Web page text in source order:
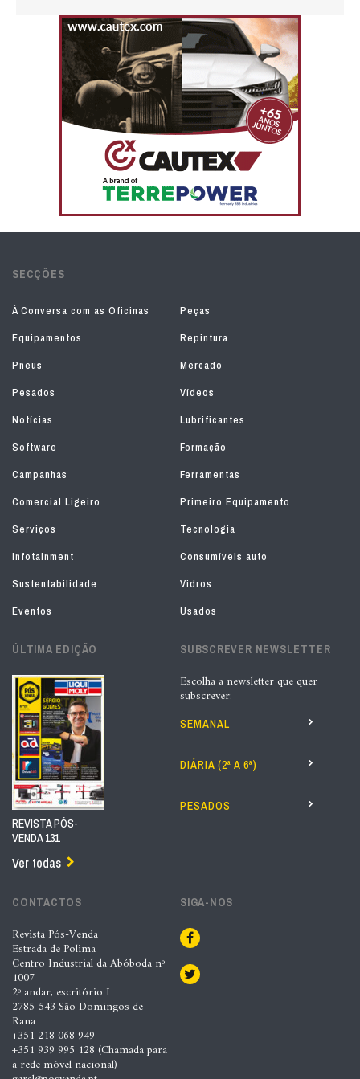
SECÇÕES
À Conversa com as Oficinas
Peças
Equipamentos
Repintura
Pneus
Mercado
Pesados
Vídeos
Notícias
Lubrificantes
Software
Formação
Campanhas
Ferramentas
Comercial Ligeiro
Primeiro Equipamento
Serviços
Tecnologia
Infotainment
Consumíveis auto
Sustentabilidade
Vidros
Eventos
Usados
ÚLTIMA EDIÇÃO
REVISTA PÓS-
VENDA 131
Ver todas
SUBSCREVER NEWSLETTER
Escolha a newsletter que quer
subscrever:
SEMANAL
DIÁRIA (2ª A 6ª)
PESADOS
CONTACTOS
Revista Pós-Venda
Estrada de Polima
Centro Industrial da Abóboda nº
1007
2º andar, escritório I
2785-543 São Domingos de
Rana
+351 218 068 949
+351 939 995 128 (Chamada para
a rede móvel nacional)
SIGA-NOS